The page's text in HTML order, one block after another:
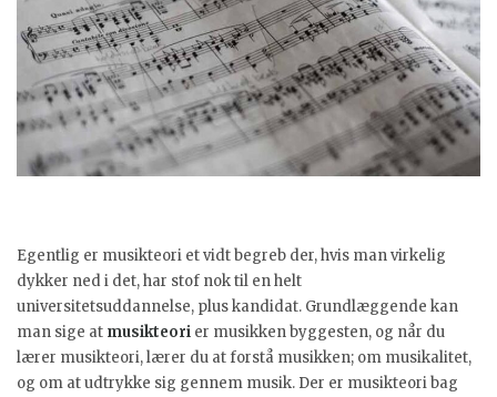
Egentlig er musikteori et vidt begreb der, hvis man virkelig
dykker ned i det, har stof nok til en helt
universitetsuddannelse, plus kandidat. Grundlæggende kan
man sige at musikteori er musikken byggesten, og når du
lærer musikteori, lærer du at forstå musikken; om musikalitet,
og om at udtrykke sig gennem musik. Der er musikteori bag